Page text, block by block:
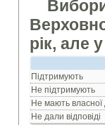
рік, але
Підтримують
Не підтримують
Не мають власної
Не дали відповіді